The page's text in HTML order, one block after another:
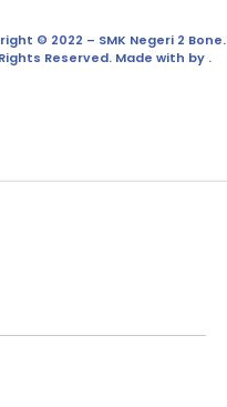
© 2022 – SMK Negeri 2 Bone.
Reserved. Made with by .